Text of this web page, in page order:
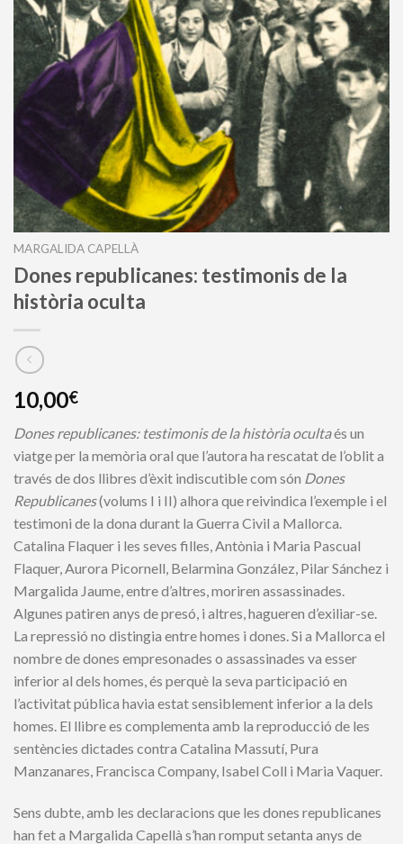
MARGALIDA CAPELLÀ
Dones republicanes: testimonis de la
història oculta
10,00€
Dones republicanes: testimonis de la història ocultaés un
viatge per la memòria oral que l’autora ha rescatat de l’oblit a
través de dos llibres d’èxit indiscutible com són Dones
Republicanes(volums I i II) alhora que reivindica l’exemple i el
testimoni de la dona durant la Guerra Civil a Mallorca.
Catalina Flaquer i les seves filles, Antònia i Maria Pascual
Flaquer, Aurora Picornell, Belarmina González, Pilar Sánchez i
Margalida Jaume, entre d’altres, moriren assassinades.
Algunes patiren anys de presó, i altres, hagueren d’exiliar-se.
La repressió no distingia entre homes i dones. Si a Mallorca el
nombre de dones empresonades o assassinades va esser
inferior al dels homes, és perquè la seva participació en
l’activitat pública havia estat sensiblement inferior a la dels
homes. El llibre es complementa amb la reproducció de les
sentències dictades contra Catalina Massutí, Pura
Manzanares, Francisca Company, Isabel Coll i Maria Vaquer.
Sens dubte, amb les declaracions que les dones republicanes
han fet a Margalida Capellà s’han romput setanta anys de